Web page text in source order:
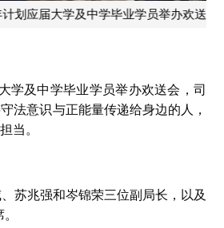
办欢送会
学及中学毕业学员举办欢送会，司
法意识与正能量传递给身边的人，
当。
苏兆强和岑锦荣三位副局长，以及